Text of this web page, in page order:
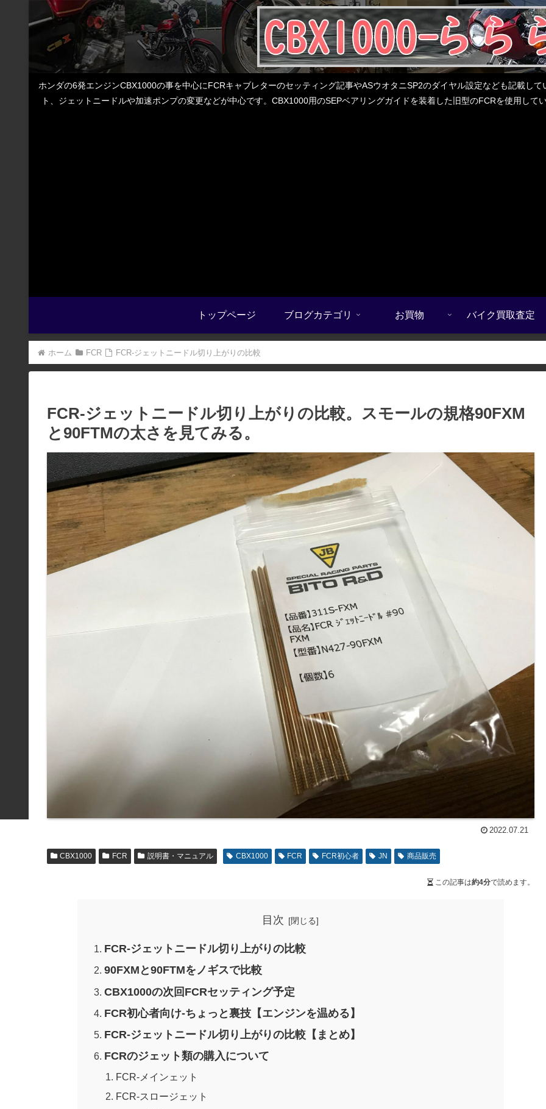
ホンダの6発エンジンCBX1000の事を中心にFCRキャブレターのセッティング記事やASウオタニSP2のダイヤル設定なども記載し
ト、ジェットニードルや加速ポンプの変更などが中心です。CBX1000用のSEPベアリングガイドを装着した旧型のFCRを使用し
トップページ ブログカテゴリ お買物 バイク買取査定
ホーム FCR FCR-ジェットニードル切り上がりの比較
FCR-ジェットニードル切り上がりの比較。スモールの規格90FXM
と90FTMの太さを見てみる。
2022.07.21
CBX1000 FCR 説明書・マニュアル CBX1000 FCR FCR初心者 JN 商品販売
この記事は約4分で読めます。
目次
FCR-ジェットニードル切り上がりの比較
90FXMと90FTMをノギスで比較
CBX1000の次回FCRセッティング予定
FCR初心者向け-ちょっと裏技【エンジンを温める】
FCR-ジェットニードル切り上がりの比較【まとめ】
FCRのジェット類の購入について
FCR-メインェット
FCR-スロージェット